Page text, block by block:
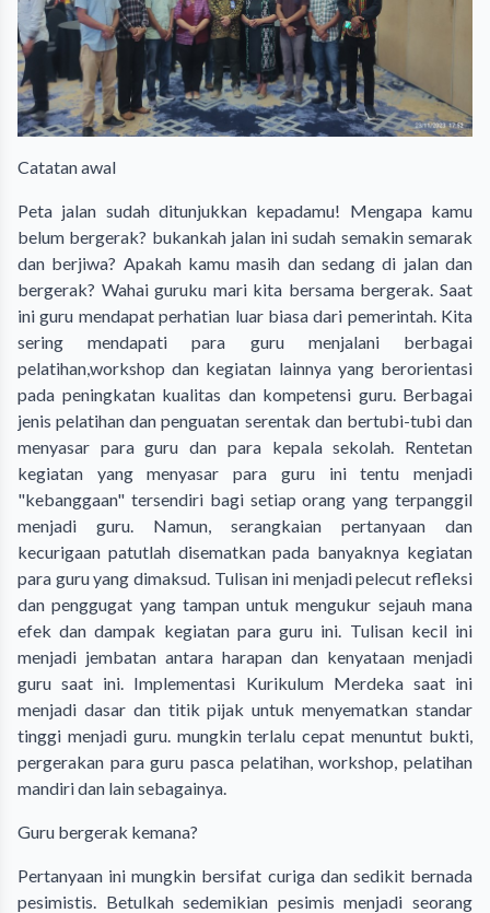
Catatan awal
Peta jalan sudah ditunjukkan kepadamu! Mengapa kamu
belum bergerak? bukankah jalan ini sudah semakin semarak
dan berjiwa? Apakah kamu masih dan sedang di jalan dan
bergerak? Wahai guruku mari kita bersama bergerak. Saat
ini guru mendapat perhatian luar biasa dari pemerintah. Kita
sering mendapati para guru menjalani berbagai
pelatihan,workshop dan kegiatan lainnya yang berorientasi
pada peningkatan kualitas dan kompetensi guru. Berbagai
jenis pelatihan dan penguatan serentak dan bertubi-tubi dan
menyasar para guru dan para kepala sekolah. Rentetan
kegiatan yang menyasar para guru ini tentu menjadi
"kebanggaan" tersendiri bagi setiap orang yang terpanggil
menjadi guru. Namun, serangkaian pertanyaan dan
kecurigaan patutlah disematkan pada banyaknya kegiatan
para guru yang dimaksud. Tulisan ini menjadi pelecut refleksi
dan penggugat yang tampan untuk mengukur sejauh mana
efek dan dampak kegiatan para guru ini. Tulisan kecil ini
menjadi jembatan antara harapan dan kenyataan menjadi
guru saat ini. Implementasi Kurikulum Merdeka saat ini
menjadi dasar dan titik pijak untuk menyematkan standar
tinggi menjadi guru. mungkin terlalu cepat menuntut bukti,
pergerakan para guru pasca pelatihan, workshop, pelatihan
mandiri dan lain sebagainya.
Guru bergerak kemana?
Pertanyaan ini mungkin bersifat curiga dan sedikit bernada
pesimistis. Betulkah sedemikian pesimis menjadi seorang